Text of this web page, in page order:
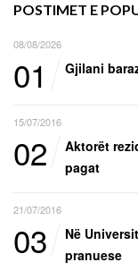
POSTIMET E
08/08/2026
01 Gjilani
15/07/2016
02
Aktorët
pagat
21/07/2016
03
Në
pranuese